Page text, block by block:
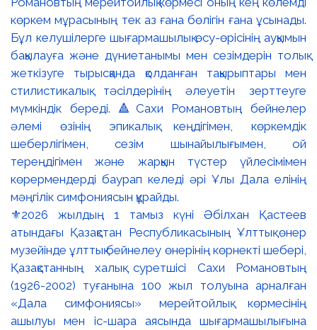
⚜️2026 жылдың 1 тамыз күні Әбілхан Қастеев
атындағы Қазақстан Республикасының Ұлттық өнер
музейінде ұлттық бейнелеу өнерінің көрнекті шебері,
Қазақстанның халық суретшісі Сахи Романовтың
(1926-2002) туғанына 100 жыл толуына арналған
«Дала симфониясы» мерейтойлық көрмесінің
ашылуы мен іс-шара аясында шығармашылығына